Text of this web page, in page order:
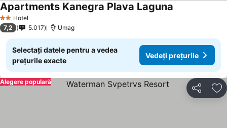
2 SteleHotel
Apartments Kanegra Plava Laguna
7,2 5.017 Umag
Selectați datele pentru a vedea
prețurile exacte
Vedeți prețurile
Distribuiți
Alegere populară